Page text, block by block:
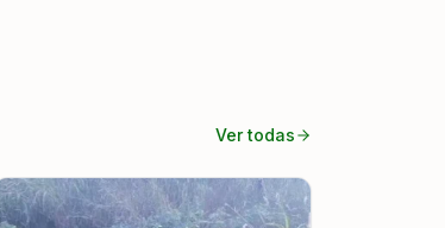
Ver todas